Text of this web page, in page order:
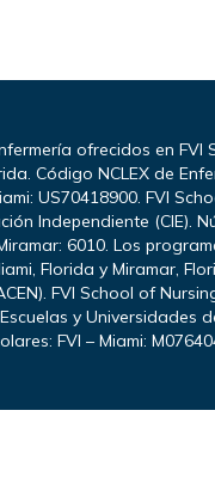
ofrecidos en
Código NCLEX de
US70418900. FVI
Independiente (CIE).
6010. Los
Florida y Miramar,
FVI School of
y Universidades
FVI – Miami: